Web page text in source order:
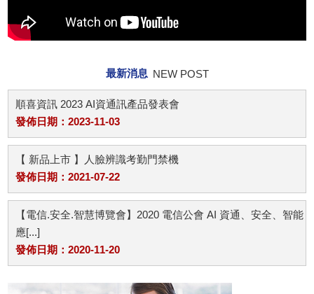
最新消息 NEW POST
順喜資訊 2023 AI資通訊產品發表會
發佈日期：2023-11-03
【 新品上市 】人臉辨識考勤門禁機
發佈日期：2021-07-22
【電信.安全.智慧博覽會】2020 電信公會 AI 資通、安全、智能
應[...]
發佈日期：2020-11-20